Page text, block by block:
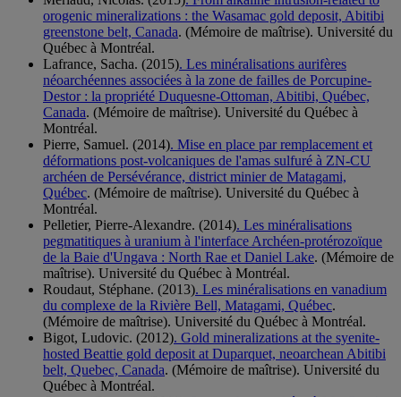
orogenic mineralizations : the Wasamac gold deposit, Abitibi
greenstone belt, Canada. (Mémoire de maîtrise). Université du
Québec à Montréal.
Lafrance, Sacha. (2015). Les minéralisations aurifères
néoarchéennes associées à la zone de failles de Porcupine-
Destor : la propriété Duquesne-Ottoman, Abitibi, Québec,
Canada. (Mémoire de maîtrise). Université du Québec à
Montréal.
Pierre, Samuel. (2014). Mise en place par remplacement et
déformations post-volcaniques de l'amas sulfuré à ZN-CU
archéen de Persévérance, district minier de Matagami,
Québec. (Mémoire de maîtrise). Université du Québec à
Montréal.
Pelletier, Pierre-Alexandre. (2014). Les minéralisations
pegmatitiques à uranium à l'interface Archéen-protérozoïque
de la Baie d'Ungava : North Rae et Daniel Lake. (Mémoire de
maîtrise). Université du Québec à Montréal.
Roudaut, Stéphane. (2013). Les minéralisations en vanadium
du complexe de la Rivière Bell, Matagami, Québec.
(Mémoire de maîtrise). Université du Québec à Montréal.
Bigot, Ludovic. (2012). Gold mineralizations at the syenite-
hosted Beattie gold deposit at Duparquet, neoarchean Abitibi
belt, Quebec, Canada. (Mémoire de maîtrise). Université du
Québec à Montréal.